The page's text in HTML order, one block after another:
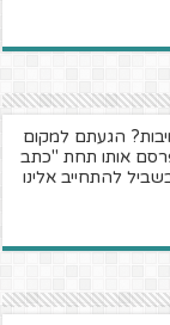
הגעתם למקום
אותו תחת "כתב
להתחייב אלינו